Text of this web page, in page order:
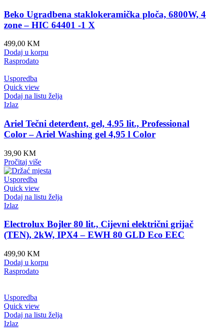
Beko Ugradbena staklokeramička ploča, 6800W, 4
zone – HIC 64401 -1 X
499,00 KM
Dodaj u korpu
Rasprodato
Usporedba
Quick view
Dodaj na listu želja
Izlaz
Ariel Tečni deterđent, gel, 4.95 lit., Professional
Color – Ariel Washing gel 4,95 l Color
39,90 KM
Pročitaj više
Usporedba
Quick view
Dodaj na listu želja
Izlaz
Electrolux Bojler 80 lit., Cijevni električni grijač
(TEN), 2kW, IPX4 – EWH 80 GLD Eco EEC
499,90 KM
Dodaj u korpu
Rasprodato
Usporedba
Quick view
Dodaj na listu želja
Izlaz